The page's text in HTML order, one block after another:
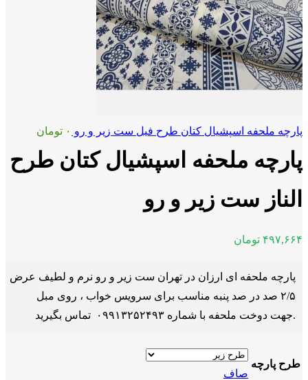
پارچه ملحفه اسپشیال کتان طرح فیل ست زیر و رو ۰ تومان
پارچه ملحفه اسپشیال کتان طرح
الناز ست زیر و رو
۴۹۷,۶۶۴ تومان
پارچه ملحفه ای ارزان در تهران ست زیر و رو نرم و لطیف عرض
۲/۵ صد در صد پنبه مناسب برای سرویس خواب ، روی مبل
.جهت دوخت ملحفه با شماره ۰۹۹۱۳۲۵۲۴۹۳ تماس بگیرید
طرح پارچه
صاف